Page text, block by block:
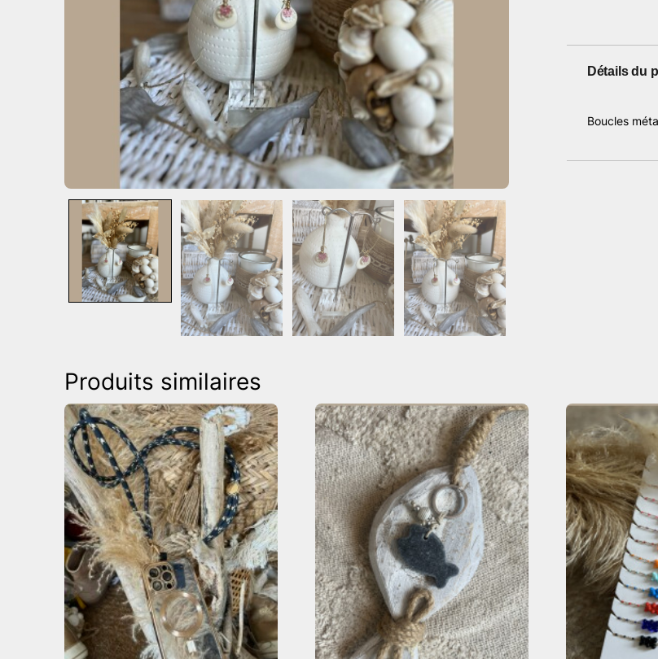
Détails du
Boucles
Produits similaires